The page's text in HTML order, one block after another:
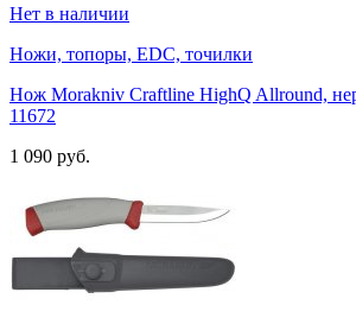
Нет в наличии
Ножи, топоры, EDC, точилки
Нож Morakniv Craftline HighQ Allround,
11672
1 090 руб.